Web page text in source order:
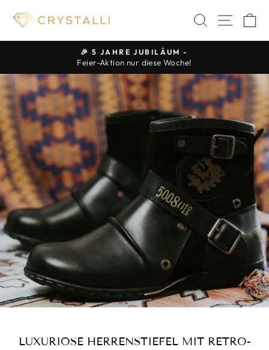
zum
SUCHE
Pause
Diashow
🎉 5 JAHRE JUBILÄUM -
Feier-Aktion nur diese Woche!
LUXURIÖSE HERRENSTIEFEL MIT RETRO-